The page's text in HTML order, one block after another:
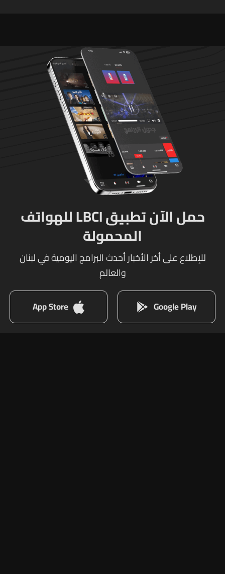
حمل الآن تطبيق LBCI للهواتف
المحمولة
للإطلاع على أخر الأخبار أحدث البرامج اليومية في لبنان
والعالم
Google Play
App Store